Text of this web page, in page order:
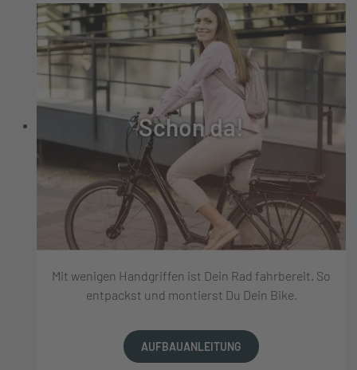
Schon da!
Mit wenigen Handgriffen ist Dein Rad fahrbereit. So
entpackst und montierst Du Dein Bike.
AUFBAUANLEITUNG